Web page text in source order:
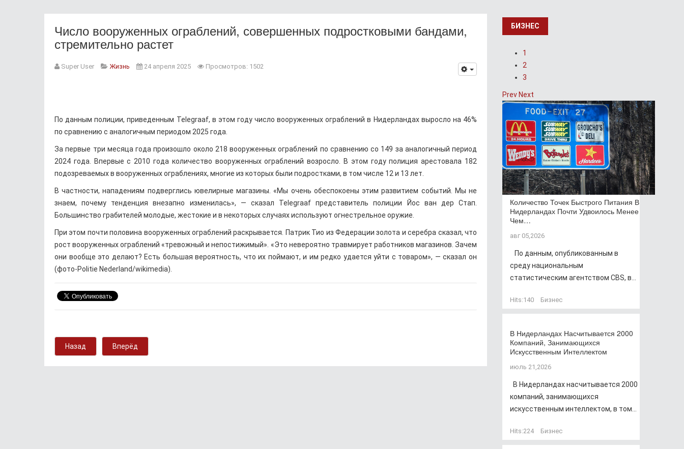
Число вооруженных ограблений, совершенных подростковыми бандами,
стремительно растет
Super User Жизнь 24 апреля 2025 Просмотров: 1502
По данным полиции, приведенным Telegraaf, в этом году число вооруженных ограблений в Нидерландах выросло на 46%
по сравнению с аналогичным периодом 2025 года.
За первые три месяца года произошло около 218 вооруженных ограблений по сравнению со 149 за аналогичный период
2024 года. Впервые с 2010 года количество вооруженных ограблений возросло. В этом году полиция арестовала 182
подозреваемых в вооруженных ограблениях, многие из которых были подростками, в том числе 12 и 13 лет.
В частности, нападениям подверглись ювелирные магазины. «Мы очень обеспокоены этим развитием событий. Мы не
знаем, почему тенденция внезапно изменилась», — сказал Telegraaf представитель полиции Йос ван дер Стап.
Большинство грабителей молодые, жестокие и в некоторых случаях используют огнестрельное оружие.
При этом почти половина вооруженных ограблений раскрывается. Патрик Тио из Федерации золота и серебра сказал, что
рост вооруженных ограблений «тревожный и непостижимый». «Это невероятно травмирует работников магазинов. Зачем
они вообще это делают? Есть большая вероятность, что их поймают, и им редко удается уйти с товаром», — сказал он
(фото-Politie Nederland/wikimedia).
Назад Вперёд
БИЗНЕС
1
2
3
Prev Next
Количество Точек Быстрого Питания В
Нидерландах Почти Удвоилось Менее
Чем…
авг 05,2026
По данным, опубликованным в
среду национальным
статистическим агентством CBS, в...
Hits:140 Бизнес
В Нидерландах Насчитывается 2000
Компаний, Занимающихся
Искусственным Интеллектом
июль 21,2026
В Нидерландах насчитывается 2000
компаний, занимающихся
искусственным интеллектом, в том...
Hits:224 Бизнес